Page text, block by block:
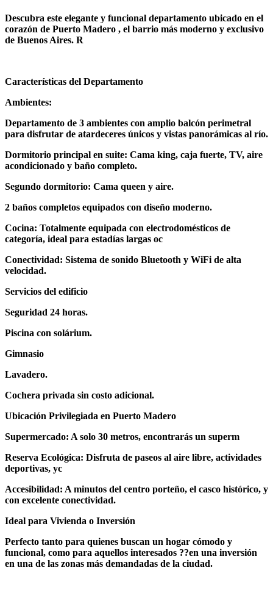
Descubra este elegante y funcional departamento ubicado en el
corazón de Puerto Madero , el barrio más moderno y exclusivo
de Buenos Aires. R
Características del Departamento
Ambientes:
Departamento de 3 ambientes con amplio balcón perimetral
para disfrutar de atardeceres únicos y vistas panorámicas al río.
Dormitorio principal en suite: Cama king, caja fuerte, TV, aire
acondicionado y baño completo.
Segundo dormitorio: Cama queen y aire.
2 baños completos equipados con diseño moderno.
Cocina: Totalmente equipada con electrodomésticos de
categoría, ideal para estadías largas oc
Conectividad: Sistema de sonido Bluetooth y WiFi de alta
velocidad.
Servicios del edificio
Seguridad 24 horas.
Piscina con solárium.
Gimnasio
Lavadero.
Cochera privada sin costo adicional.
Ubicación Privilegiada en Puerto Madero
Supermercado: A solo 30 metros, encontrarás un superm
Reserva Ecológica: Disfruta de paseos al aire libre, actividades
deportivas, yc
Accesibilidad: A minutos del centro porteño, el casco histórico, y
con excelente conectividad.
Ideal para Vivienda o Inversión
Perfecto tanto para quienes buscan un hogar cómodo y
funcional, como para aquellos interesados ??en una inversión
en una de las zonas más demandadas de la ciudad.